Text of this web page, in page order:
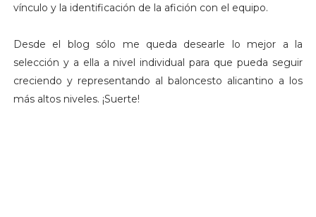
vínculo y la identificación de la afición con el equipo.
Desde el blog sólo me queda desearle lo mejor a la
selección y a ella a nivel individual para que pueda seguir
creciendo y representando al baloncesto alicantino a los
más altos niveles. ¡Suerte!